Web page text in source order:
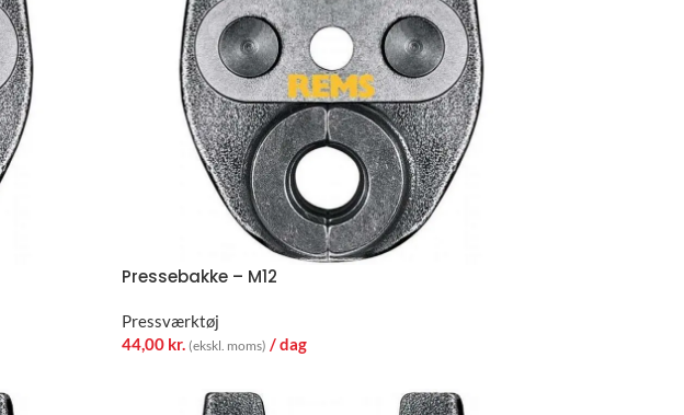
Pressebakke – M12
Pressværktøj
44,00 kr. (ekskl. moms) / dag